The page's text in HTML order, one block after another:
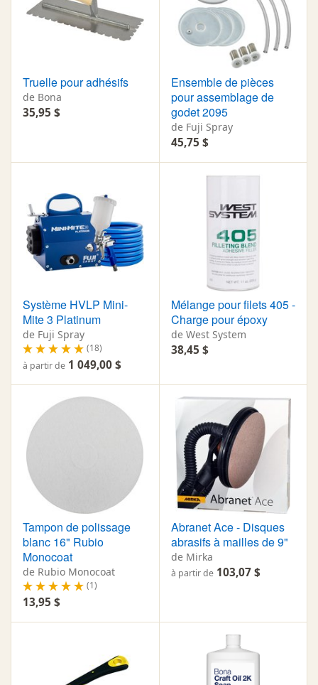
Truelle pour adhésifs
de Bona
35,95 $
Ensemble de pièces
pour assemblage de
godet 2095
de Fuji Spray
45,75 $
Système HVLP Mini-
Mite 3 Platinum
de Fuji Spray
(18)
à partir de 1 049,00 $
Mélange pour filets 405 -
Charge pour époxy
de West System
38,45 $
Tampon de polissage
blanc 16" Rubio
Monocoat
de Rubio Monocoat
(1)
13,95 $
Abranet Ace - Disques
abrasifs à mailles de 9"
de Mirka
à partir de 103,07 $